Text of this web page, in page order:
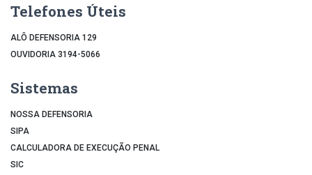
Telefones Úteis
ALÔ DEFENSORIA 129
OUVIDORIA 3194-5066
Sistemas
NOSSA DEFENSORIA
SIPA
CALCULADORA DE EXECUÇÃO PENAL
SIC